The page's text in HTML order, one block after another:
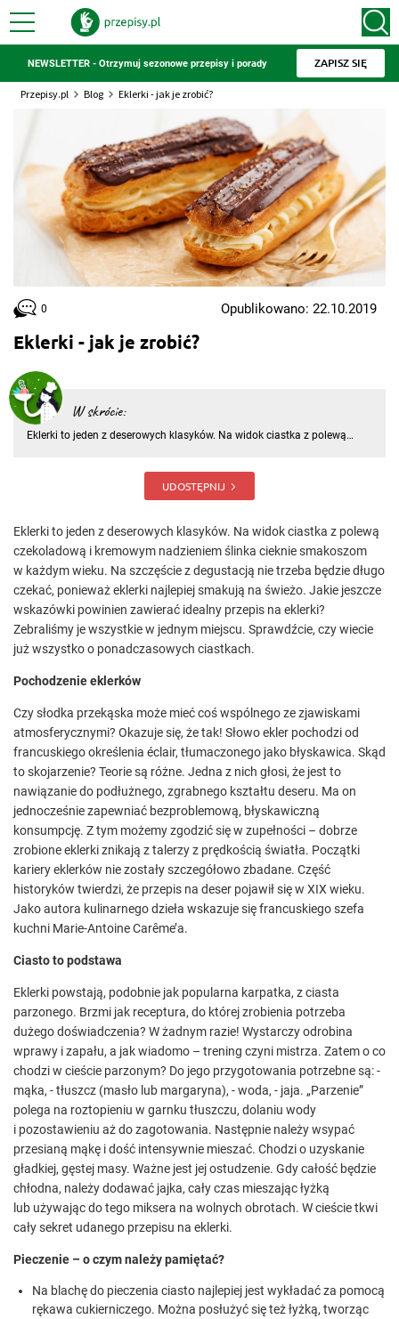
NEWSLETTER - Otrzymuj sezonowe przepisy i porady ZAPISZ SIĘ
Przepisy.pl Blog Eklerki - jak je zrobić?
Eklerki - jak je zrobić?
W skrócie:
Eklerki to jeden z deserowych klasyków. Na widok ciastka z polewą
czekać, ponieważ eklerki najlepiej smakują na świeżo
UDOSTĘPNIJ
0 Opublikowano: 22.10.2019
Eklerki to jeden z deserowych klasyków. Na widok ciastka z polewą
czekoladową i kremowym nadzieniem ślinka cieknie smakoszom
w każdym wieku. Na szczęście z degustacją nie trzeba będzie długo
czekać, ponieważ eklerki najlepiej smakują na świeżo. Jakie jeszcze
wskazówki powinien zawierać idealny przepis na eklerki?
Zebraliśmy je wszystkie w jednym miejscu. Sprawdźcie, czy wiecie
już wszystko o ponadczasowych ciastkach.
Pochodzenie eklerków
Czy słodka przekąska może mieć coś wspólnego ze zjawiskami
atmosferycznymi? Okazuje się, że tak! Słowo ekler pochodzi od
francuskiego określenia éclair, tłumaczonego jako błyskawica. Skąd
to skojarzenie? Teorie są różne. Jedna z nich głosi, że jest to
nawiązanie do podłużnego, zgrabnego kształtu deseru. Ma on
jednocześnie zapewniać bezproblemową, błyskawiczną
konsumpcję. Z tym możemy zgodzić się w zupełności – dobrze
zrobione eklerki znikają z talerzy z prędkością światła. Początki
kariery eklerków nie zostały szczegółowo zbadane. Część
historyków twierdzi, że przepis na deser pojawił się w XIX wieku.
Jako autora kulinarnego dzieła wskazuje się francuskiego szefa
kuchni Marie-Antoine Carême’a.
Ciasto to podstawa
Eklerki powstają, podobnie jak popularna karpatka, z ciasta
parzonego. Brzmi jak receptura, do której zrobienia potrzeba
dużego doświadczenia? W żadnym razie! Wystarczy odrobina
wprawy i zapału, a jak wiadomo – trening czyni mistrza. Zatem o co
chodzi w cieście parzonym? Do jego przygotowania potrzebne są: -
mąka, - tłuszcz (masło lub margaryna), - woda, - jaja. „Parzenie”
polega na roztopieniu w garnku tłuszczu, dolaniu wody
i pozostawieniu aż do zagotowania. Następnie należy wsypać
przesianą mąkę i dość intensywnie mieszać. Chodzi o uzyskanie
gładkiej, gęstej masy. Ważne jest jej ostudzenie. Gdy całość będzie
chłodna, należy dodawać jajka, cały czas mieszając łyżką
lub używając do tego miksera na wolnych obrotach. W cieście tkwi
cały sekret udanego przepisu na eklerki.
Pieczenie – o czym należy pamiętać?
Na blachę do pieczenia ciasto najlepiej jest wykładać za pomocą
rękawa cukierniczego. Można posłużyć się też łyżką, tworząc